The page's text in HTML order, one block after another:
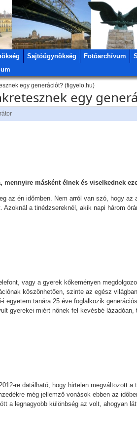
Sajtóügynökség Fotóarchívum
egy generációt? (figyelo.hu)
egy
mennyire másként élnek és viselkednek
az én időmben. Nem arról van szó, hogy
Azoknál a tinédzsereknél, akik napi három
vagy a gyerek kőkeményen
köszönhetően, szinte az egész
i egyetem tanára 25 éve foglalkozik
gyerekei miért nőnek fel kevésbé
re datálható, hogy hirtelen megváltozott
még jellemző vonások ebben az
a legnagyobb különbség az volt, ahogyan